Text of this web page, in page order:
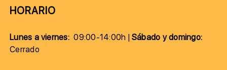
HORARIO
Lunes a viernes:09:00-14:00h |Sábado y domingo:
Cerrado